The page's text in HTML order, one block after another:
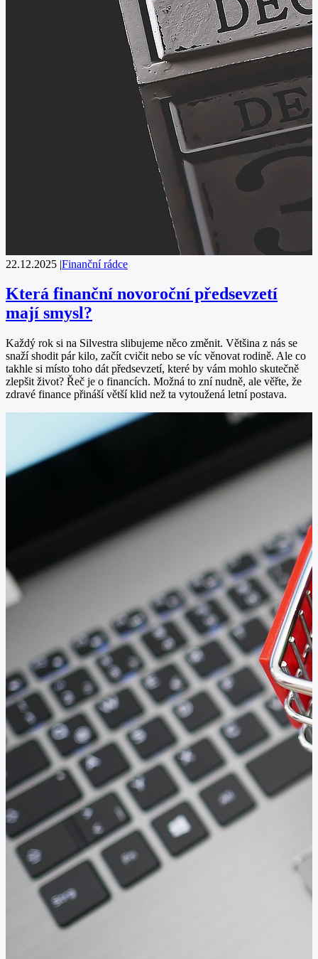
22.12.2025 |Finanční rádce
Která finanční novoroční předsevzetí
mají smysl?
Každý rok si na Silvestra slibujeme něco změnit. Většina z nás se
snaží shodit pár kilo, začít cvičit nebo se víc věnovat rodině. Ale co
takhle si místo toho dát předsevzetí, které by vám mohlo skutečně
zlepšit život? Řeč je o financích. Možná to zní nudně, ale věřte, že
zdravé finance přináší větší klid než ta vytoužená letní postava.